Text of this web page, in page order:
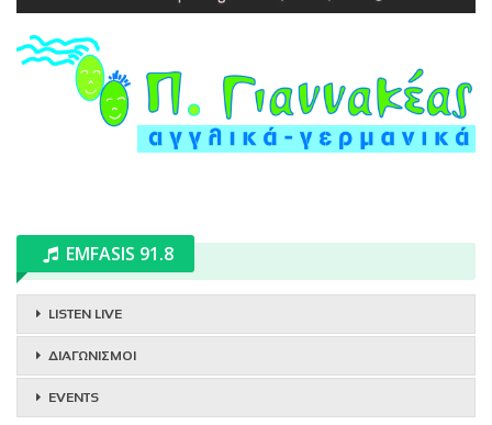
EMFASIS 91.8
LISTEN LIVE
ΔΙΑΓΩΝΙΣΜΟΙ
EVENTS